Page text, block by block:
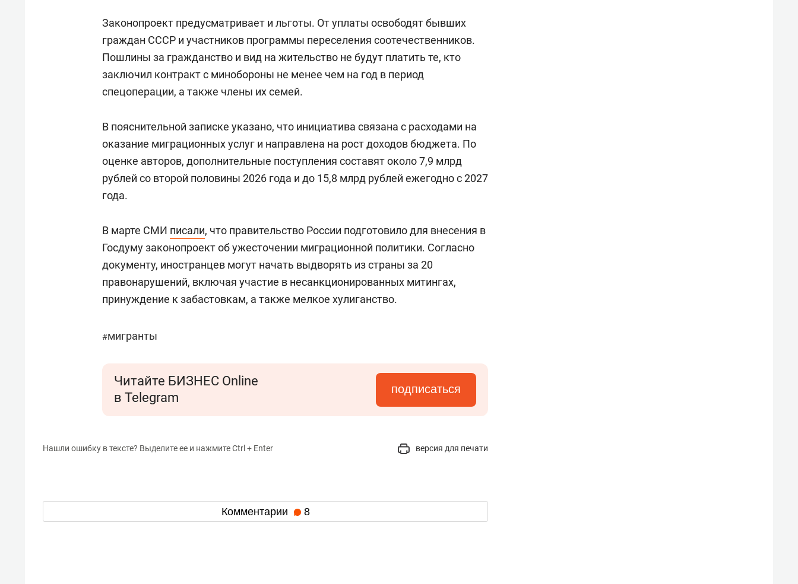
Законопроект предусматривает и льготы. От уплаты освободят бывших
граждан СССР и участников программы переселения соотечественников.
Пошлины за гражданство и вид на жительство не будут платить те, кто
заключил контракт с минобороны не менее чем на год в период
спецоперации, а также члены их семей.
В пояснительной записке указано, что инициатива связана с расходами на
оказание миграционных услуг и направлена на рост доходов бюджета. По
оценке авторов, дополнительные поступления составят около 7,9 млрд
рублей со второй половины 2026 года и до 15,8 млрд рублей ежегодно с 2027
года.
В марте СМИ писали, что правительство России подготовило для внесения в
Госдуму законопроект об ужесточении миграционной политики. Согласно
документу, иностранцев могут начать выдворять из страны за 20
правонарушений, включая участие в несанкционированных митингах,
принуждение к забастовкам, а также мелкое хулиганство.
#мигранты
Читайте БИЗНЕС Online
в Telegram
подписаться
Нашли ошибку в тексте? Выделите ее и нажмите Ctrl + Enter версия для печати
Комментарии 8